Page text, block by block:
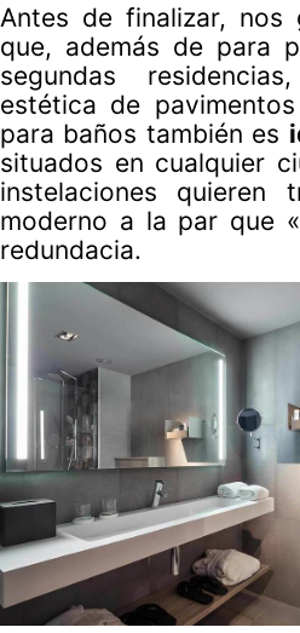
Antes de finalizar, nos
que, además de para
segundas
estética de
para baños también es
situados en cualquier
instelaciones quieren
moderno a la par que
redundacia.